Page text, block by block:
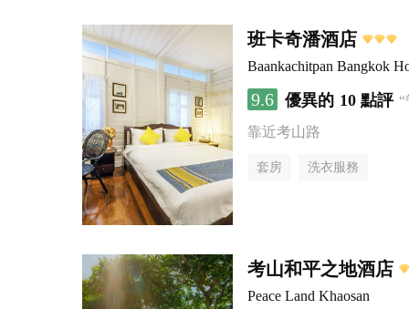
班卡奇潘酒店
Baankachitpan Bangkok
9.6 優異的 10 點評
靠近考山路
套房 洗衣服務
考山和平之地酒店
Peace Land Khaosan